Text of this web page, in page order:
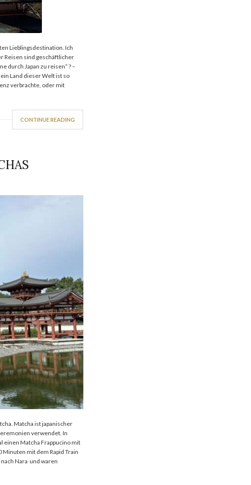
Lieblingsdestination. Ich
Reisen sind geschäftlicher
durch Japan zu reisen“ ? –
Land dieser Welt ist so
verbrachte, oder mit
CONTINUE READING
Matcha ist japanischer
verwendet. In
einen Matcha Frappucino mit
Minuten mit dem Rapid Train
Nara und waren